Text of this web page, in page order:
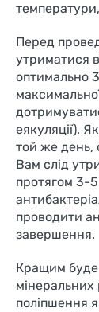
Перед
утриматися
оптимально
еякуляції).
той же день,
Вам слід
протягом 3-
проводити
завершення.
Кращим буде
мінеральних
поліпшення